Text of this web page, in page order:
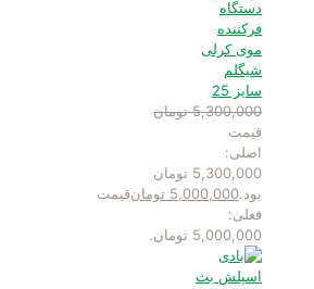
دستگاه
فرکننده
موی کرلی
شیگلم
سایز 25
5,300,000 تومان
قیمت
اصلی:
5,300,000 تومان
بود.5,000,000 تومانقیمت
فعلی:
5,000,000 تومان.